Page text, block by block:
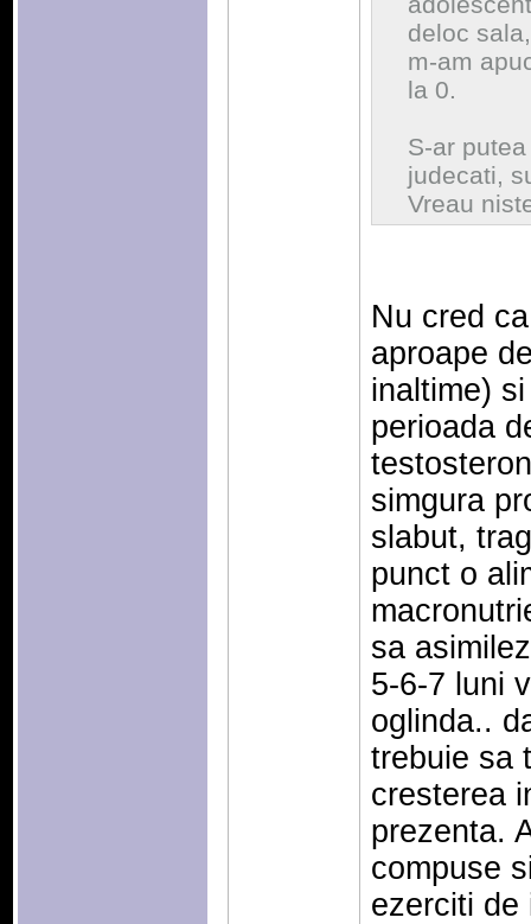
deloc
m-am
la 0.
S-ar
judecati,
Vreau
Nu cred
aproape
inaltime)
perioada
simgura
slabut,
punct o
sa
5-6-7 luni
oglinda..
trebuie sa
cresterea
prezenta.
compuse
ezerciti de